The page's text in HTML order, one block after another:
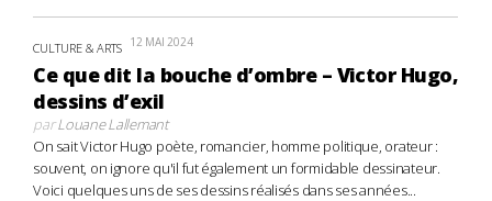
CULTURE & ARTS 12 MAI 2024
Ce que dit la bouche d’ombre – Victor Hugo,
dessins d’exil
parLouane Lallemant
On sait Victor Hugo poète, romancier, homme politique, orateur :
souvent, on ignore qu'il fut également un formidable dessinateur.
Voici quelques uns de ses dessins réalisés dans ses années...